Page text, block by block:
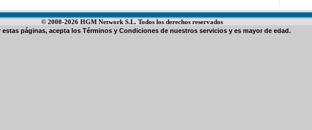
© 2000-2026 HGM Network S.L. Todos los derechos reservados
estas páginas, acepta los Términos y Condiciones de nuestros servicios y es mayor de edad.